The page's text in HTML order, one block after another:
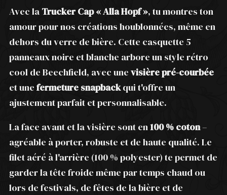
Avec la Trucker Cap « Alla Hopf », tu montres ton
amour pour nos créations houblonnées, même en
dehors du verre de bière. Cette casquette 5
panneaux noire et blanche arbore un style rétro
cool de Beechfield, avec une visière pré-courbée
et une fermeture snapbackqui t'offre un
ajustement parfait et personnalisable.
La face avant et la visière sont en100 % coton–
agréable à porter, robuste et de haute qualité. Le
filet aéré à l'arrière (100 % polyester) te permet de
garder la tête froide même par temps chaud ou
lors de festivals, de fêtes de la bière et de